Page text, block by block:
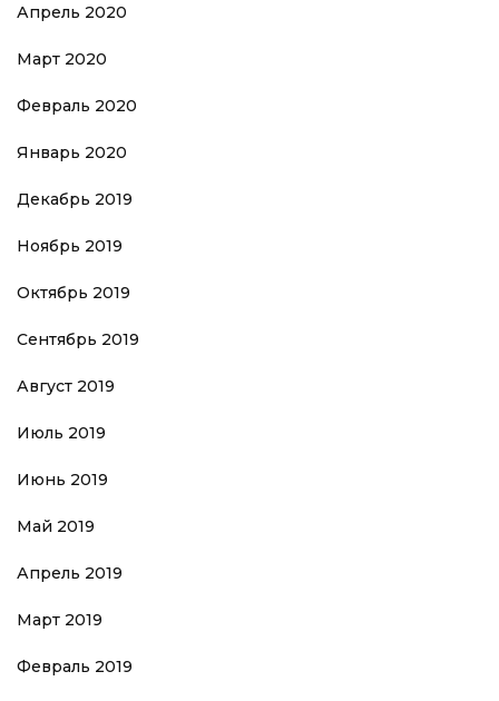
Апрель 2020
Март 2020
Февраль 2020
Январь 2020
Декабрь 2019
Ноябрь 2019
Октябрь 2019
Сентябрь 2019
Август 2019
Июль 2019
Июнь 2019
Май 2019
Апрель 2019
Март 2019
Февраль 2019